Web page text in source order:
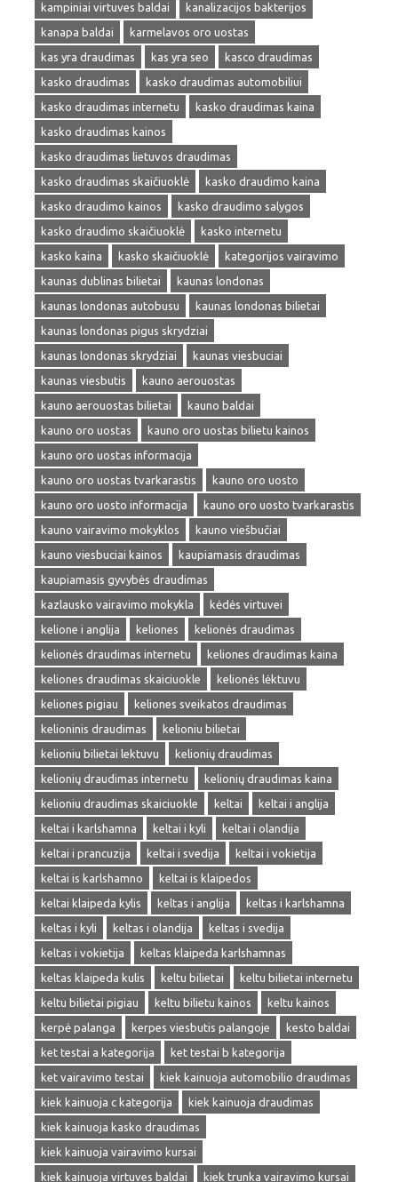
kampiniai virtuves baldai
kanalizacijos bakterijos
kanapa baldai
karmelavos oro uostas
kas yra draudimas
kas yra seo
kasco draudimas
kasko draudimas
kasko draudimas automobiliui
kasko draudimas internetu
kasko draudimas kaina
kasko draudimas kainos
kasko draudimas lietuvos draudimas
kasko draudimas skaičiuoklė
kasko draudimo kaina
kasko draudimo kainos
kasko draudimo salygos
kasko draudimo skaičiuoklė
kasko internetu
kasko kaina
kasko skaičiuoklė
kategorijos vairavimo
kaunas dublinas bilietai
kaunas londonas
kaunas londonas autobusu
kaunas londonas bilietai
kaunas londonas pigus skrydziai
kaunas londonas skrydziai
kaunas viesbuciai
kaunas viesbutis
kauno aerouostas
kauno aerouostas bilietai
kauno baldai
kauno oro uostas
kauno oro uostas bilietu kainos
kauno oro uostas informacija
kauno oro uostas tvarkarastis
kauno oro uosto
kauno oro uosto informacija
kauno oro uosto tvarkarastis
kauno vairavimo mokyklos
kauno viešbučiai
kauno viesbuciai kainos
kaupiamasis draudimas
kaupiamasis gyvybės draudimas
kazlausko vairavimo mokykla
kėdės virtuvei
kelione i anglija
keliones
kelionės draudimas
kelionės draudimas internetu
keliones draudimas kaina
keliones draudimas skaiciuokle
kelionės lėktuvu
keliones pigiau
keliones sveikatos draudimas
kelioninis draudimas
kelioniu bilietai
kelioniu bilietai lektuvu
kelionių draudimas
kelionių draudimas internetu
kelionių draudimas kaina
kelioniu draudimas skaiciuokle
keltai
keltai i anglija
keltai i karlshamna
keltai i kyli
keltai i olandija
keltai i prancuzija
keltai i svedija
keltai i vokietija
keltai is karlshamno
keltai is klaipedos
keltai klaipeda kylis
keltas i anglija
keltas i karlshamna
keltas i kyli
keltas i olandija
keltas i svedija
keltas i vokietija
keltas klaipeda karlshamnas
keltas klaipeda kulis
keltu bilietai
keltu bilietai internetu
keltu bilietai pigiau
keltu bilietu kainos
keltu kainos
kerpė palanga
kerpes viesbutis palangoje
kesto baldai
ket testai a kategorija
ket testai b kategorija
ket vairavimo testai
kiek kainuoja automobilio draudimas
kiek kainuoja c kategorija
kiek kainuoja draudimas
kiek kainuoja kasko draudimas
kiek kainuoja vairavimo kursai
kiek kainuoja virtuves baldai
kiek trunka vairavimo kursai